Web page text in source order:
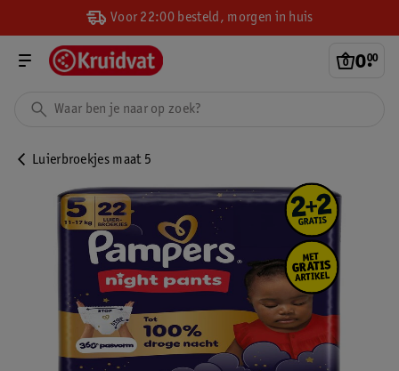
Voor 22:00 besteld, morgen in huis
0.
00
Luierbroekjes maat 5